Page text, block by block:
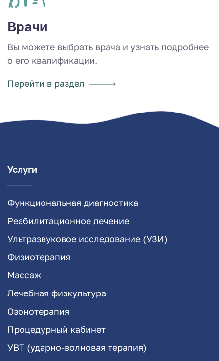
Врачи
Вы можете выбрать врача и узнать подробнее
о его квалификации.
Перейти в раздел
Услуги
Функциональная диагностика
Реабилитационное лечение
Ультразвуковое исследование (УЗИ)
Физиотерапия
Массаж
Лечебная физкультура
Озонотерапия
Процедурный кабинет
УВТ (ударно-волновая терапия)